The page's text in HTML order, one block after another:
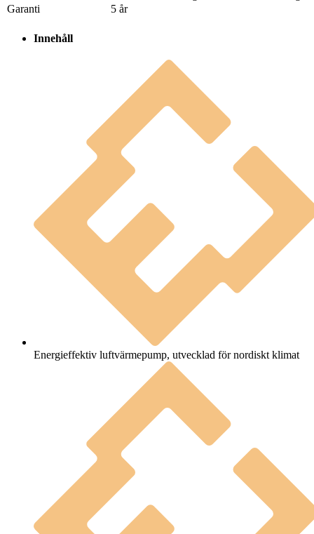
Garanti
5 år
Innehåll
Energieffektiv luftvärmepump, utvecklad för nordiskt klimat